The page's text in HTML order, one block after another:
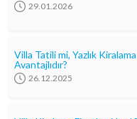
29.01.2026
Villa Tatili mi, Yazlık
Avantajlıdır?
26.12.2025